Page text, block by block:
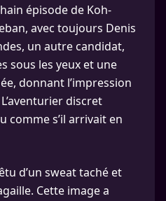
épisode de Koh-
avec toujours Denis
un autre candidat,
sous les yeux et une
donnant l’impression
discret
comme s’il arrivait en
d’un sweat taché et
Cette image a